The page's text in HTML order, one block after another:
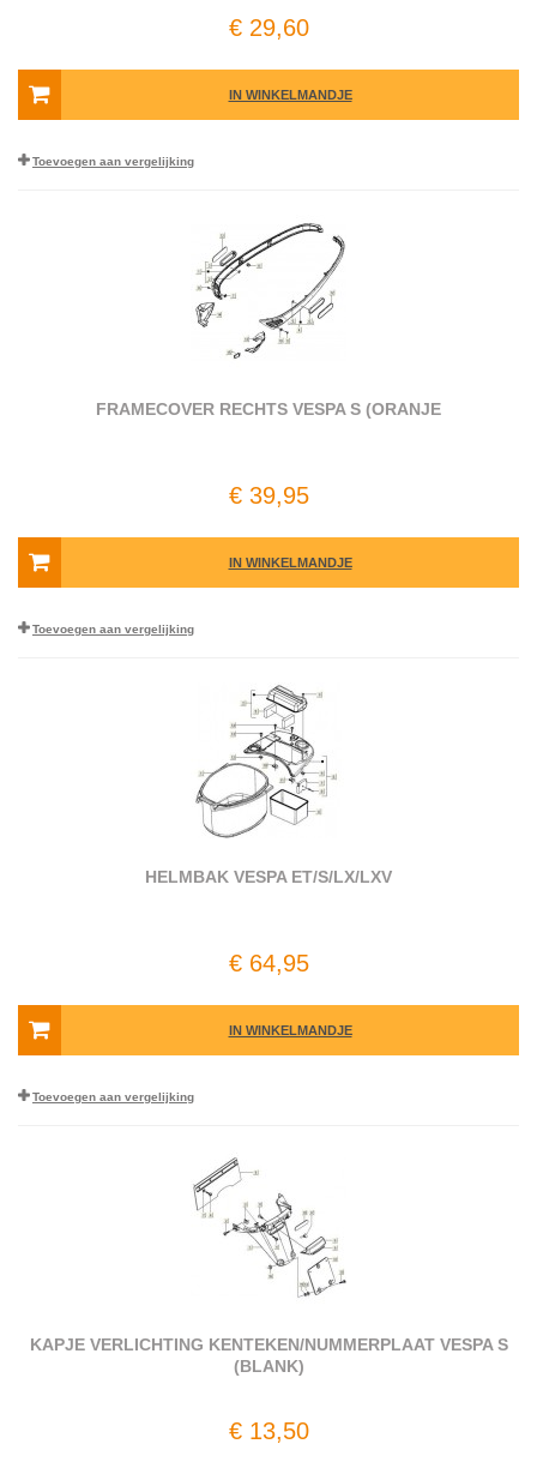
€ 29,60
IN WINKELMANDJE
Toevoegen aan vergelijking
FRAMECOVER RECHTS VESPA S (ORANJE
€ 39,95
IN WINKELMANDJE
Toevoegen aan vergelijking
HELMBAK VESPA ET/S/LX/LXV
€ 64,95
IN WINKELMANDJE
Toevoegen aan vergelijking
KAPJE VERLICHTING KENTEKEN/NUMMERPLAAT VESPA S
(BLANK)
€ 13,50